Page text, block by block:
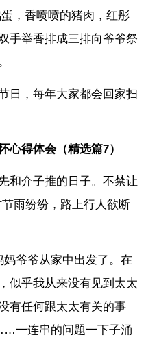
，香喷喷的猪肉，红彤
举香排成三排向爷爷祭
日，每年大家都会回家扫
心得体会（精选篇7）
和介子推的日子。不禁让
雨纷纷，路上行人欲断
爷爷从家中出发了。在
似乎我从来没有见到太太
有任何跟太太有关的事
一连串的问题一下子涌